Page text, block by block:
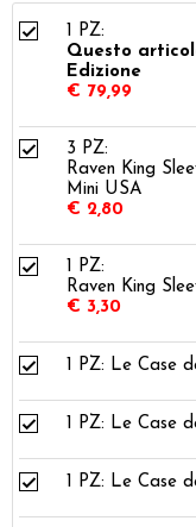
1 PZ:
Questo
Edizione
€ 79,99
3 PZ:
Raven King
Mini USA
€ 2,80
1 PZ:
Raven King
€ 3,30
1 PZ: Le Case
1 PZ: Le Case
1 PZ: Le Case